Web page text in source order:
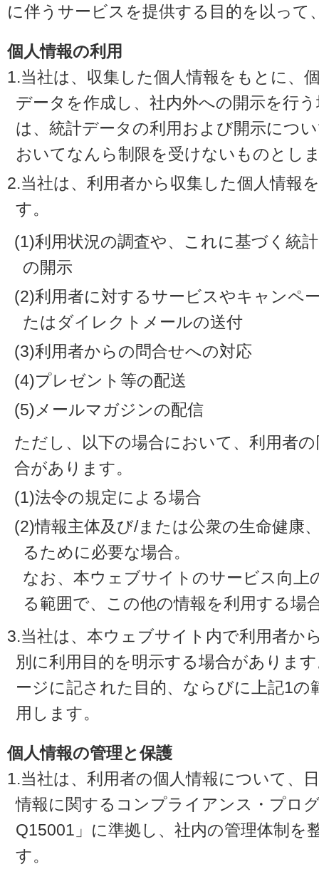
に伴うサービスを提供する目的を以って
個人情報の利用
1.当社は、収集した個人情報をもとに、
データを作成し、社内外への開示を行
は、統計データの利用および開示につ
おいてなんら制限を受けないものとし
2.当社は、利用者から収集した個人情報
す。
(1)利用状況の調査や、これに基づく統
の開示
(2)利用者に対するサービスやキャンペ
たはダイレクトメールの送付
(3)利用者からの問合せへの対応
(4)プレゼント等の配送
(5)メールマガジンの配信
ただし、以下の場合において、利用者
合があります。
(1)法令の規定による場合
(2)情報主体及び/または公衆の生命健康
るために必要な場合。
なお、本ウェブサイトのサービス向上
る範囲で、この他の情報を利用する場
3.当社は、本ウェブサイト内で利用者か
別に利用目的を明示する場合がありま
ージに記された目的、ならびに上記1の
用します。
個人情報の管理と保護
1.当社は、利用者の個人情報について、
情報に関するコンプライアンス・プロ
Q15001」に準拠し、社内の管理体制を
す。